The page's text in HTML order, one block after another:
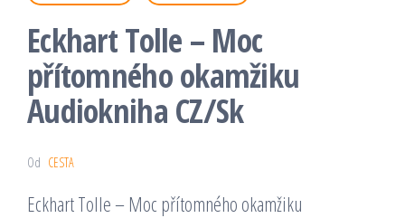
Eckhart Tolle – Moc
přítomného okamžiku
Audiokniha CZ/Sk
Od CESTA
Eckhart Tolle – Moc přítomného okamžiku